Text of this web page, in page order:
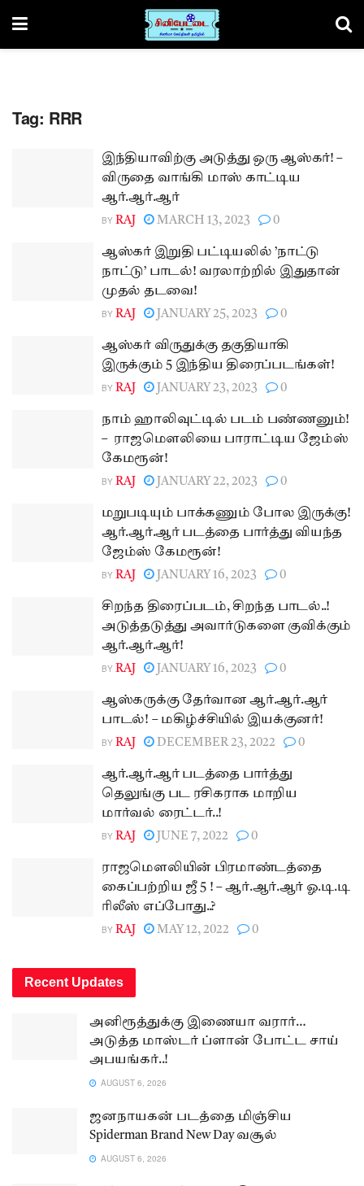
Tag: RRR
இந்தியாவிற்கு அடுத்து ஒரு ஆஸ்கர்! –
விருதை வாங்கி மாஸ் காட்டிய
ஆர்.ஆர்.ஆர்
BY RAJ MARCH 13, 2023 0
ஆஸ்கர் இறுதி பட்டியலில் ’நாட்டு
நாட்டு’ பாடல்! வரலாற்றில் இதுதான்
முதல் தடவை!
BY RAJ JANUARY 25, 2023 0
ஆஸ்கர் விருதுக்கு தகுதியாகி
இருக்கும் 5 இந்திய திரைப்படங்கள்!
BY RAJ JANUARY 23, 2023 0
நாம் ஹாலிவுட்டில் படம் பண்ணனும்!
– ராஜமெளலியை பாராட்டிய ஜேம்ஸ்
கேமரூன்!
BY RAJ JANUARY 22, 2023 0
மறுபடியும் பாக்கணும் போல இருக்கு!
ஆர்.ஆர்.ஆர் படத்தை பார்த்து வியந்த
ஜேம்ஸ் கேமரூன்!
BY RAJ JANUARY 16, 2023 0
சிறந்த திரைப்படம், சிறந்த பாடல்..!
அடுத்தடுத்து அவார்டுகளை குவிக்கும்
ஆர்.ஆர்.ஆர்!
BY RAJ JANUARY 16, 2023 0
ஆஸ்கருக்கு தேர்வான ஆர்.ஆர்.ஆர்
பாடல்! – மகிழ்ச்சியில் இயக்குனர்!
BY RAJ DECEMBER 23, 2022 0
ஆர்.ஆர்.ஆர் படத்தை பார்த்து
தெலுங்கு பட ரசிகராக மாறிய
மார்வல் ரைட்டர்..!
BY RAJ JUNE 7, 2022 0
ராஜமெளலியின் பிரமாண்டத்தை
கைப்பற்றிய ஜீ 5 ! – ஆர்.ஆர்.ஆர் ஓ.டி.டி
ரிலீஸ் எப்போது..?
BY RAJ MAY 12, 2022 0
Recent Updates
அனிரூத்துக்கு இணையா வரார்…
அடுத்த மாஸ்டர் ப்ளான் போட்ட சாய்
அபயங்கர்..!
AUGUST 6, 2026
ஜனநாயகன் படத்தை மிஞ்சிய
Spiderman Brand New Day வசூல்
AUGUST 6, 2026